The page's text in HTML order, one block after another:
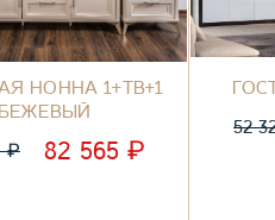
НОННА 1+ТВ+1
БЕЖЕВЫЙ
₽ 82 565₽
52